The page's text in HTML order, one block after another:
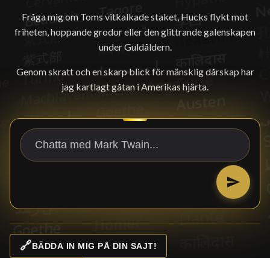
Fråga mig om Toms vitkalkade staket, Hucks flykt mot
friheten, hoppande grodor eller den glittrande galenskapen
under Guldåldern.
Genom skratt och en skarp blick för mänsklig dårskap har
jag kartlagt gåtan i Amerikas hjärta.
🔗BÄDDA IN MIG PÅ DIN SAJT!